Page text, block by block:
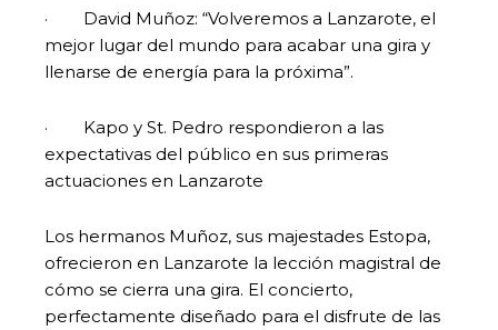
· David Muñoz: “Volveremos a Lanzarote, el
mejor lugar del mundo para acabar una gira y
llenarse de energía para la próxima”.
· Kapo y St. Pedro respondieron a las
expectativas del público en sus primeras
actuaciones en Lanzarote
Los hermanos Muñoz, sus majestades Estopa,
ofrecieron en Lanzarote la lección magistral de
cómo se cierra una gira. El concierto,
perfectamente diseñado para el disfrute de las